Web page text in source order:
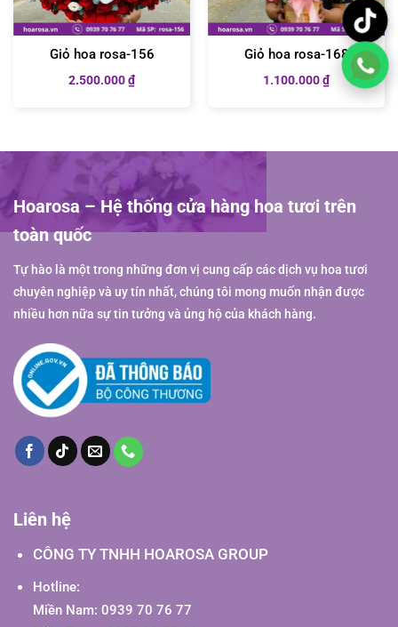
Giỏ hoa rosa-156
2.500.000₫
Giỏ hoa rosa-168
1.100.000₫
Hoarosa – Hệ thống cửa hàng hoa tươi trên
toàn quốc
Tự hào là một trong những đơn vị cung cấp các dịch vụ hoa tươi
chuyên nghiệp và uy tín nhất, chúng tôi mong muốn nhận được
nhiều hơn nữa sự tin tưởng và ủng hộ của khách hàng.
Liên hệ
CÔNG TY TNHH HOAROSA GROUP
Hotline:
Miền Nam: 0939 70 76 77